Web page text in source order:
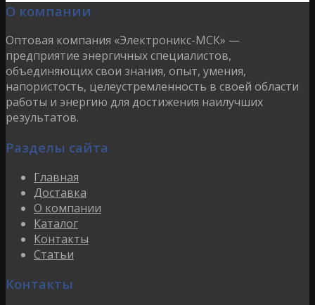
О компании
Оптовая компания «Электроникс-МСК» —
предприятие энергичных специалистов,
объединяющих свои знания, опыт, умения,
напористость, целеустремленность в своей области
работы и энергию для достижения наилучших
результатов.
Разделы сайта
Главная
Доставка
О компании
Каталог
Контакты
Статьи
Контакты